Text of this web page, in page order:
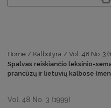
Home / Kalbotyra / Vol. 48 No. 3
Spalvas reiškiančio leksinio-
prancūzų ir lietuvių kalbose
Vol. 48 No. 3 (1999)